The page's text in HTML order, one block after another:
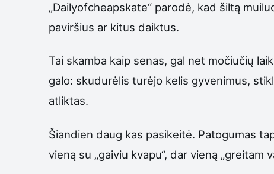
„Dailyofcheapskate“ parodė, kad šiltą
paviršius ar kitus daiktus.
Tai skamba kaip senas, gal net močiučių
galo: skudurėlis turėjo kelis gyvenimus,
atliktas.
Šiandien daug kas pasikeitė. Patogumas
vieną su „gaiviu kvapu“, dar vieną „greitam